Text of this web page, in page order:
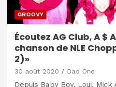
GROOVY
Écoutez AG Club, A $
chanson de NLE
2)»
30 août 2020 Dad One
Depuis Baby Boy, Loui,